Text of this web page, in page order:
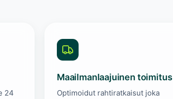
24
Maailmanlaajuinen toimitus
Optimoidut rahtiratkaisut joka